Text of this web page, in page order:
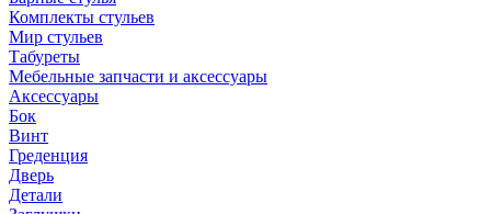
Комплекты стульев
Мир стульев
Табуреты
Мебельные запчасти и аксессуары
Аксессуары
Бок
Винт
Греденция
Дверь
Детали